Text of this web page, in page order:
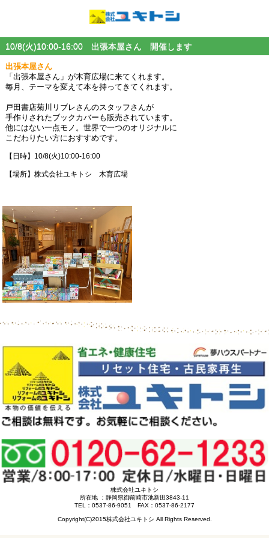
10/8(火)10:00-16:00 出張本屋さん 開催します
出張本屋さん
「出張本屋さん」が木育広場に来てくれます。
毎月、テーマを変えて本を持ってきてくれます。
戸田書店菊川リブレさんのスタッフさんが
手作りされたブックカバーも販売されています。
他にはない一点モノ。世界で一つのオリジナルに
こだわりたい方におすすめです。
【日時】10/8(火)10:00-16:00
【場所】株式会社ユキトシ 木育広場
株式会社ユキトシ
所在地 ：静岡県御前崎市池新田3843-11
TEL：0537-86-9051 FAX：0537-86-2177
Copyright(C)2015株式会社ユキトシ All Rights Reserved.